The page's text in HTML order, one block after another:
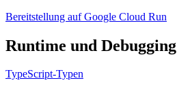
Bereitstellung auf Google Cloud Run
Runtime und Debugging
TypeScript-Typen